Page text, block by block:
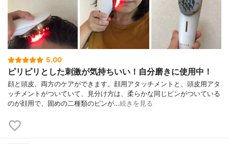
5.00
ピリピリとした刺激が気持ちいい！自分磨きに使用中！
顔と頭皮、両方のケアができます。顔用アタッチメントと、頭皮用アタ
ッチメントがついていて、見分け方は、柔らかな同じピンがついている
のが顔用で、固めの二種類のピンが…続きを見る